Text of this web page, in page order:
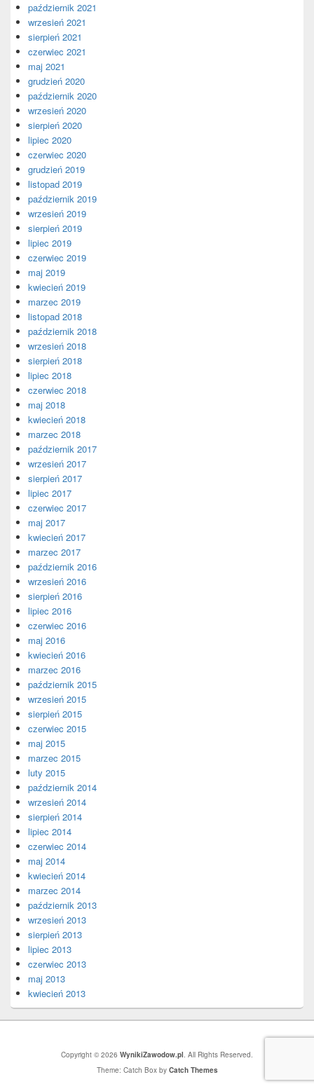
październik 2021
wrzesień 2021
sierpień 2021
czerwiec 2021
maj 2021
grudzień 2020
październik 2020
wrzesień 2020
sierpień 2020
lipiec 2020
czerwiec 2020
grudzień 2019
listopad 2019
październik 2019
wrzesień 2019
sierpień 2019
lipiec 2019
czerwiec 2019
maj 2019
kwiecień 2019
marzec 2019
listopad 2018
październik 2018
wrzesień 2018
sierpień 2018
lipiec 2018
czerwiec 2018
maj 2018
kwiecień 2018
marzec 2018
październik 2017
wrzesień 2017
sierpień 2017
lipiec 2017
czerwiec 2017
maj 2017
kwiecień 2017
marzec 2017
październik 2016
wrzesień 2016
sierpień 2016
lipiec 2016
czerwiec 2016
maj 2016
kwiecień 2016
marzec 2016
październik 2015
wrzesień 2015
sierpień 2015
czerwiec 2015
maj 2015
marzec 2015
luty 2015
październik 2014
wrzesień 2014
sierpień 2014
lipiec 2014
czerwiec 2014
maj 2014
kwiecień 2014
marzec 2014
październik 2013
wrzesień 2013
sierpień 2013
lipiec 2013
czerwiec 2013
maj 2013
kwiecień 2013
Copyright © 2026 WynikiZawodow.pl. All Rights Reserved.
Theme: Catch Box by Catch Themes